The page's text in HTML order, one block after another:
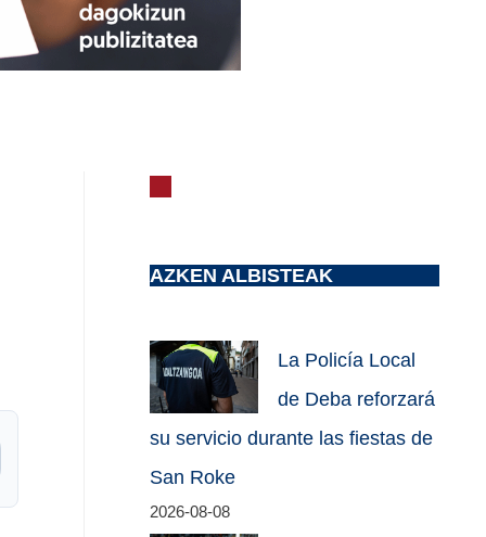
AZKEN ALBISTEAK
La Policía Local
de Deba reforzará
su servicio durante las fiestas de
San Roke
2026-08-08